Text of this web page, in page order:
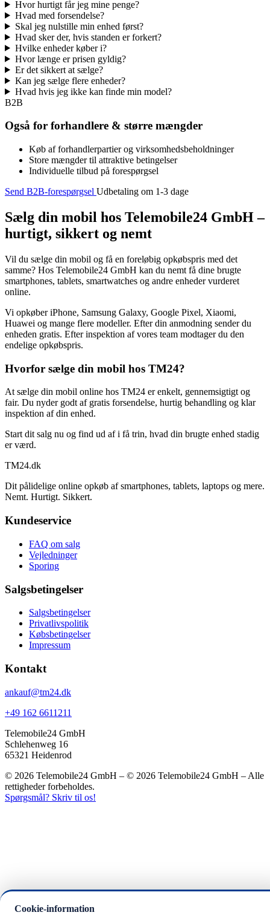
Hvor hurtigt får jeg mine penge?
Hvad med forsendelse?
Skal jeg nulstille min enhed først?
Hvad sker der, hvis standen er forkert?
Hvilke enheder køber i?
Hvor længe er prisen gyldig?
Er det sikkert at sælge?
Kan jeg sælge flere enheder?
Hvad hvis jeg ikke kan finde min model?
B2B
Også for forhandlere & større mængder
Køb af forhandlerpartier og virksomhedsbeholdninger
Store mængder til attraktive betingelser
Individuelle tilbud på forespørgsel
Send B2B-forespørgsel Udbetaling om 1-3 dage
Sælg din mobil hos Telemobile24 GmbH –
hurtigt, sikkert og nemt
Vil du sælge din mobil og få en foreløbig opkøbspris med det
samme? Hos Telemobile24 GmbH kan du nemt få dine brugte
smartphones, tablets, smartwatches og andre enheder vurderet
online.
Vi opkøber iPhone, Samsung Galaxy, Google Pixel, Xiaomi,
Huawei og mange flere modeller. Efter din anmodning sender du
enheden gratis. Efter inspektion af vores team modtager du den
endelige opkøbspris.
Hvorfor sælge din mobil hos TM24?
At sælge din mobil online hos TM24 er enkelt, gennemsigtigt og
fair. Du nyder godt af gratis forsendelse, hurtig behandling og klar
inspektion af din enhed.
Start dit salg nu og find ud af i få trin, hvad din brugte enhed stadig
er værd.
TM24.dk
Dit pålidelige online opkøb af smartphones, tablets, laptops og mere.
Nemt. Hurtigt. Sikkert.
Kundeservice
FAQ om salg
Vejledninger
Sporing
Salgsbetingelser
Salgsbetingelser
Privatlivspolitik
Købsbetingelser
Impressum
Kontakt
ankauf@tm24.dk
+49 162 6611211
Telemobile24 GmbH
Schlehenweg 16
65321 Heidenrod
© 2026 Telemobile24 GmbH – © 2026 Telemobile24 GmbH – Alle
rettigheder forbeholdes.
Spørgsmål? Skriv til os!
Cookie-information